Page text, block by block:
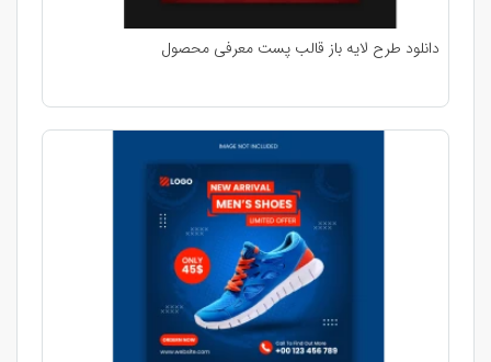
دانلود طرح لایه باز قالب پست معرفی محصول